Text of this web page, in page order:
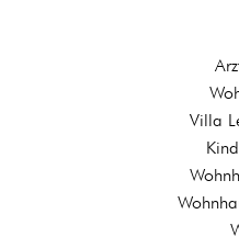
Villa